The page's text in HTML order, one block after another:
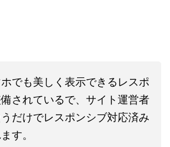
でも美しく表示できるレスポ
されているで、サイト運営者
だけでレスポンシブ対応済み
す。